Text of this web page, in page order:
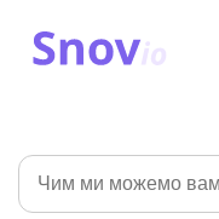
Пошук